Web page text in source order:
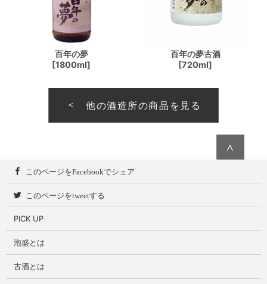
百年の夢
[1800ml]
百年の夢古酒
[720ml]
他の酒造所の商品を見る
∧
このページをFacebookでシェア
このページをtweetする
PICK UP
泡盛とは
古酒とは